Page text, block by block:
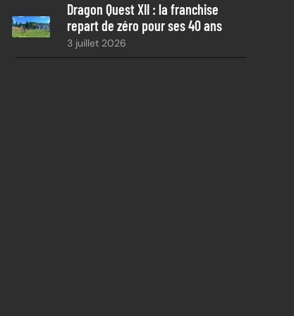
Dragon Quest XII : la franchise
repart de zéro pour ses 40 ans
3 juillet 2026